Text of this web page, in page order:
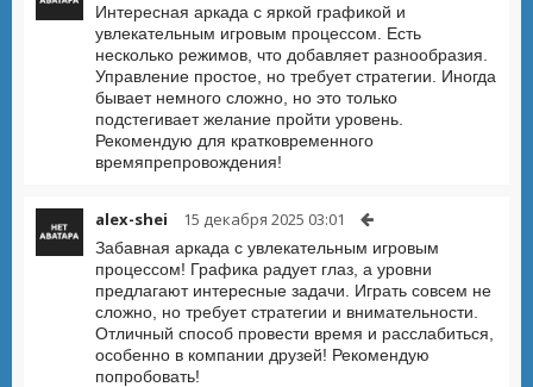
Интересная аркада с яркой графикой и
увлекательным игровым процессом. Есть
несколько режимов, что добавляет разнообразия.
Управление простое, но требует стратегии. Иногда
бывает немного сложно, но это только
подстегивает желание пройти уровень.
Рекомендую для кратковременного
времяпрепровождения!
alex-shei 15 декабря 2025 03:01
Забавная аркада с увлекательным игровым
процессом! Графика радует глаз, а уровни
предлагают интересные задачи. Играть совсем не
сложно, но требует стратегии и внимательности.
Отличный способ провести время и расслабиться,
особенно в компании друзей! Рекомендую
попробовать!